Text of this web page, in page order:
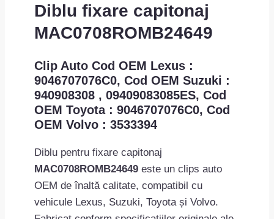
Diblu fixare capitonaj
MAC0708ROMB24649
Clip Auto Cod OEM Lexus :
9046707076C0, Cod OEM Suzuki :
940908308 , 09409083085ES, Cod
OEM Toyota : 9046707076C0, Cod
OEM Volvo : 3533394
Diblu pentru fixare capitonaj
MAC0708ROMB24649 este un clips auto
OEM de înaltă calitate, compatibil cu
vehicule Lexus, Suzuki, Toyota și Volvo.